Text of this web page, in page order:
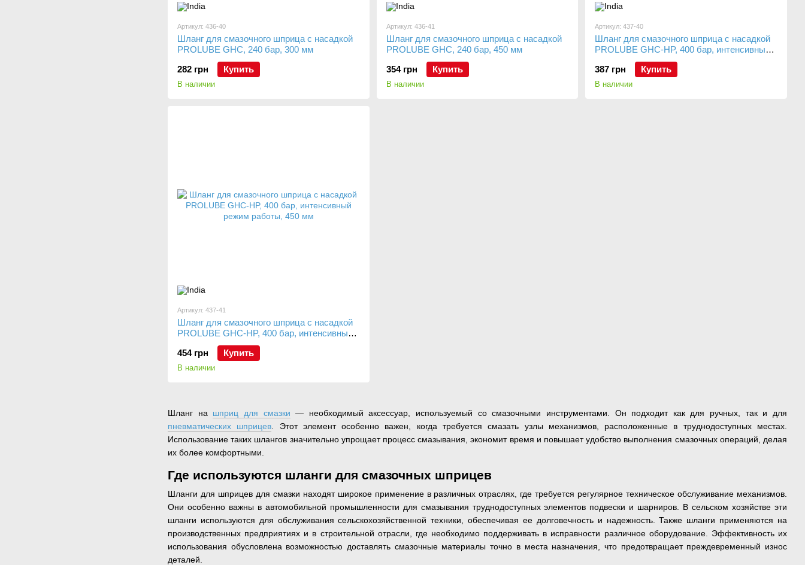
Шланг на шприц для смазки — необходимый аксессуар, используемый со смазочными инструментами. Он подходит как для ручных, так и для
пневматических шприцев . Этот элемент особенно важен, когда требуется смазать узлы механизмов, расположенные в труднодоступных местах.
Использование таких шлангов значительно упрощает процесс смазывания, экономит время и повышает удобство выполнения смазочных операций, делая
их более комфортными.
Где используются шланги для смазочных шприцев
Шланги для шприцев для смазки находят широкое применение в различных отраслях, где требуется регулярное техническое обслуживание механизмов.
Они особенно важны в автомобильной промышленности для смазывания труднодоступных элементов подвески и шарниров. В сельском хозяйстве эти
шланги используются для обслуживания сельскохозяйственной техники, обеспечивая ее долговечность и надежность. Также шланги применяются на
производственных предприятиях и в строительной отрасли, где необходимо поддерживать в исправности различное оборудование. Эффективность их
использования обусловлена возможностью доставлять смазочные материалы точно в места назначения, что предотвращает преждевременный износ
деталей.
Артикул: 436-40
Шланг для смазочного шприца с насадкой
PROLUBE GHC, 240 бар, 300 мм
282 грн
Купить
В наличии
Артикул: 436-41
Шланг для смазочного шприца с насадкой
PROLUBE GHC, 240 бар, 450 мм
354 грн
Купить
В наличии
Артикул: 437-40
Шланг для смазочного шприца с насадкой
PROLUBE GHC-HP, 400 бар, интенсивный
режим работы, 300 мм
387 грн
Купить
В наличии
Артикул: 437-41
Шланг для смазочного шприца с насадкой
PROLUBE GHC-HP, 400 бар, интенсивный
режим работы, 450 мм
454 грн
Купить
В наличии